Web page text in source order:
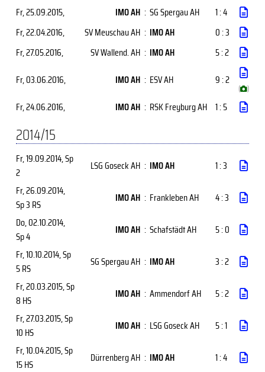
Fr, 25.09.2015, IMO AH : SG Spergau AH
1 : 4
Fr, 22.04.2016, SV Meuschau AH : IMO AH
0 : 3
Fr, 27.05.2016, SV Wallend. AH : IMO AH
5 : 2
Fr, 03.06.2016, IMO AH : ESV AH 9 : 2
( )
Fr, 24.06.2016, IMO AH : RSK Freyburg AH 1 : 5
2014/15
Fr, 19.09.2014, Sp
2
LSG Goseck AH : IMO AH
1 : 3
Fr, 26.09.2014,
Sp 3 RS
IMO AH : Frankleben AH
4 : 3
Do, 02.10.2014,
Sp 4
IMO AH : Schafstädt AH
5 : 0
Fr, 10.10.2014, Sp
5 RS
SG Spergau AH : IMO AH
3 : 2
Fr, 20.03.2015, Sp
8 HS
IMO AH : Ammendorf AH
5 : 2
Fr, 27.03.2015, Sp
10 HS
IMO AH : LSG Goseck AH
5 : 1
Fr, 10.04.2015, Sp
15 HS
Dürrenberg AH : IMO AH 1 : 4